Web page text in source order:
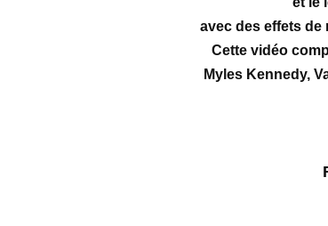
avec des effets de
Cette vidéo
Myles Kennedy,